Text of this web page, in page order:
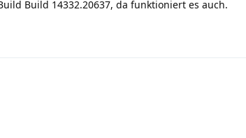
Build 14332.20637, da funktioniert es auch.